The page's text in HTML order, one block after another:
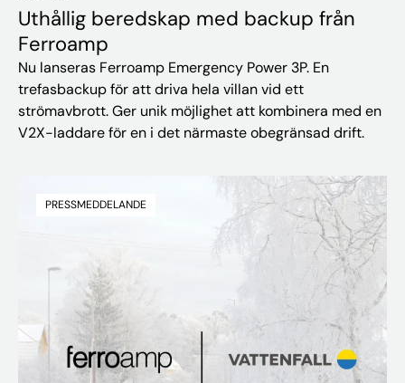
Uthållig beredskap med backup från
Ferroamp
Nu lanseras Ferroamp Emergency Power 3P. En
trefasbackup för att driva hela villan vid ett
strömavbrott. Ger unik möjlighet att kombinera med en
V2X-laddare för en i det närmaste obegränsad drift.
PRESSMEDDELANDE